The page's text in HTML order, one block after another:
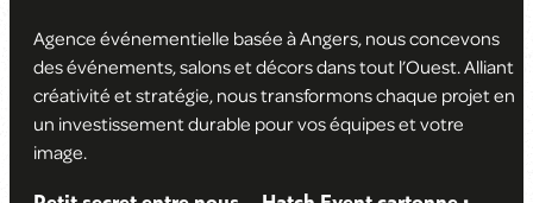
Agence événementielle basée à Angers, nous concevons
des événements, salons et décors dans tout l’Ouest. Alliant
créativité et stratégie, nous transformons chaque projet en
un investissement durable pour vos équipes et votre
image.